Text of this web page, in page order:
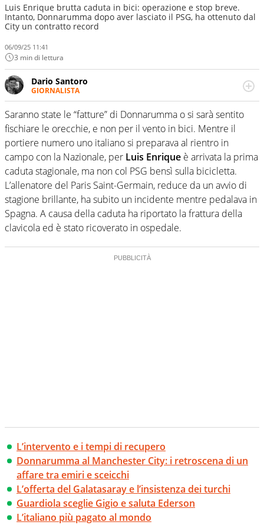
Luis Enrique brutta caduta in bici: operazione e stop breve.
Intanto, Donnarumma dopo aver lasciato il PSG, ha ottenuto dal
City un contratto record
06/09/25 11:41
3 min di lettura
Dario Santoro
GIORNALISTA
Scrive, commenta, racconta lo sport in tutte le
sfaccettature. Tocca l'apice quando ha modo di
concentrarsi sulle interviste ai grandi protagonisti
Saranno state le “fatture” di Donnarumma o si sarà sentito
fischiare le orecchie, e non per il vento in bici. Mentre il
portiere numero uno italiano si preparava al rientro in
campo con la Nazionale, per Luis Enrique è arrivata la prima
caduta stagionale, ma non col PSG bensì sulla bicicletta.
L’allenatore del Paris Saint-Germain, reduce da un avvio di
stagione brillante, ha subito un incidente mentre pedalava in
Spagna. A causa della caduta ha riportato la frattura della
clavicola ed è stato ricoverato in ospedale.
L’intervento e i tempi di recupero
Donnarumma al Manchester City: i retroscena di un
affare tra emiri e sceicchi
L’offerta del Galatasaray e l’insistenza dei turchi
Guardiola sceglie Gigio e saluta Ederson
L’italiano più pagato al mondo